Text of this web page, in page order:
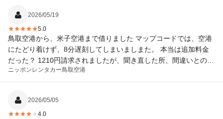
2026/05/19
5.0
鳥取空港から、米子空港まで借りました マップコードでは、空港
にたどり着けず、8分遅刻してしまいましまた。 本当は追加料金
だった？ 1210円請求されましたが、聞き直した所、間違いとの事
でした。 行き先のマップコード、ややこしかったです。 見直して
下さい。 そのほかはとても満足、 砂丘の砂を入れてしまって、ご
ニッポンレンタカー鳥取空港
2026/05/05
4.0